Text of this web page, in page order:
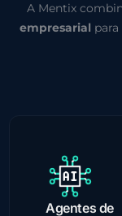
A Mentix
empresarial
Agentes de